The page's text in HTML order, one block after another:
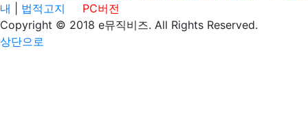
내
법적고지
PC버전
Copyright © 2018 e뮤직비즈. All Rights Reserved.
상단으로